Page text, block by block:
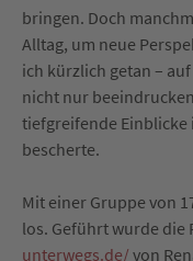
bringen. Doch
Alltag, um neue
ich kürzlich getan –
nicht nur
tiefgreifende Einblicke
bescherte.
Mit einer Gruppe von
los. Geführt wurde die
unterwegs.de/ von